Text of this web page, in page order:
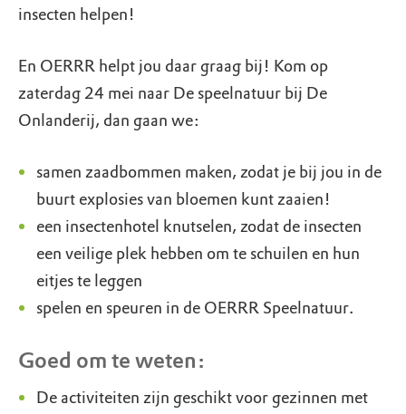
insecten helpen!
En OERRR helpt jou daar graag bij! Kom op
zaterdag 24 mei naar De speelnatuur bij De
Onlanderij, dan gaan we:
samen zaadbommen maken, zodat je bij jou in de
buurt explosies van bloemen kunt zaaien!
een insectenhotel knutselen, zodat de insecten
een veilige plek hebben om te schuilen en hun
eitjes te leggen
spelen en speuren in de OERRR Speelnatuur.
Goed om te weten:
De activiteiten zijn geschikt voor gezinnen met